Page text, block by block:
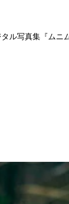
。前回とはちょ
ル写真集『ム